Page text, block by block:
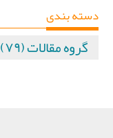
دسته بندی
گروه مقالات (۷۹)